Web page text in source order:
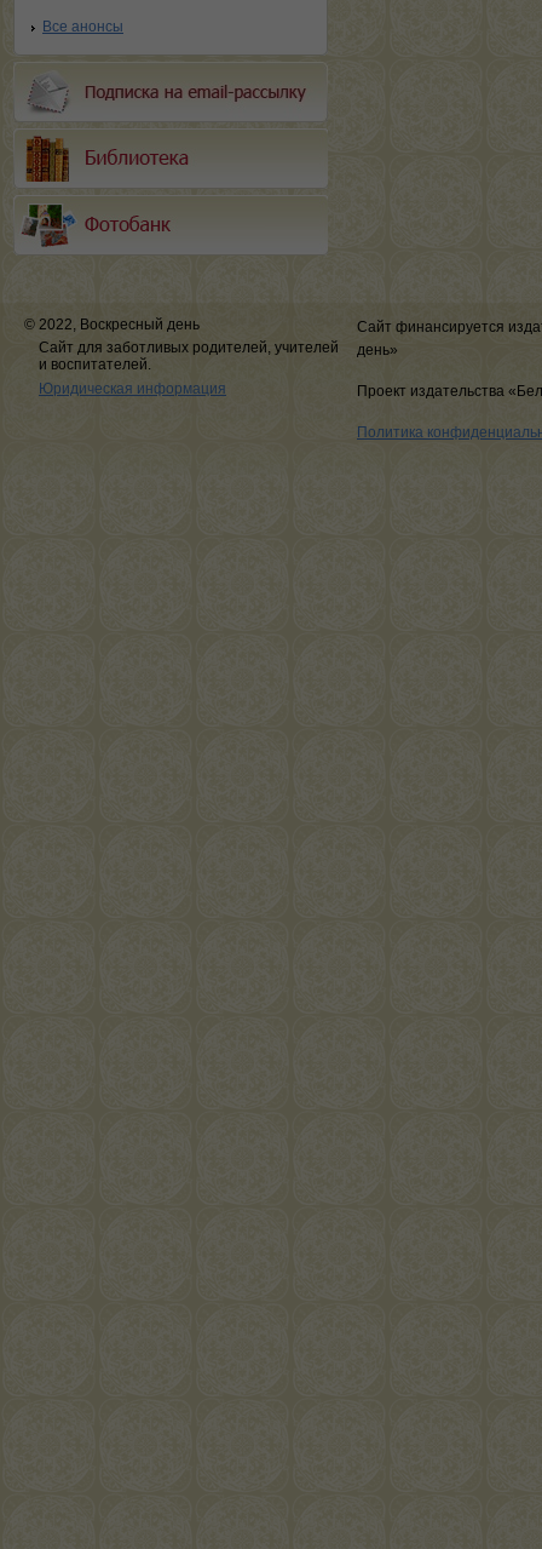
Все анонсы
© 2022, Воскресный день
Сайт для заботливых родителей, учителей
и воспитателей.
Юридическая информация
Сайт финансируется
день»
Проект издательства
Политика